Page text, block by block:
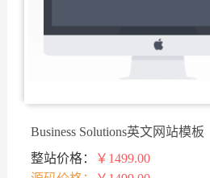
Business Solutions英文网站模板
整站价格：
￥1499.00